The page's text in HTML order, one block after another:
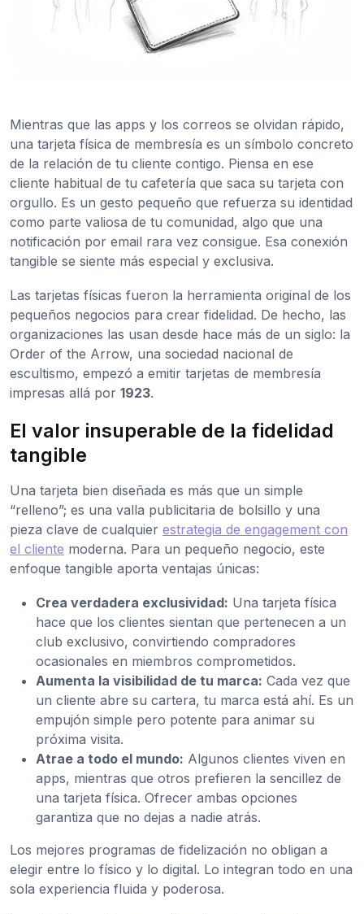
Mientras que las apps y los correos se olvidan rápido,
una tarjeta física de membresía es un símbolo concreto
de la relación de tu cliente contigo. Piensa en ese
cliente habitual de tu cafetería que saca su tarjeta con
orgullo. Es un gesto pequeño que refuerza su identidad
como parte valiosa de tu comunidad, algo que una
notificación por email rara vez consigue. Esa conexión
tangible se siente más especial y exclusiva.
Las tarjetas físicas fueron la herramienta original de los
pequeños negocios para crear fidelidad. De hecho, las
organizaciones las usan desde hace más de un siglo: la
Order of the Arrow, una sociedad nacional de
escultismo, empezó a emitir tarjetas de membresía
impresas allá por 1923.
El valor insuperable de la fidelidad
tangible
Una tarjeta bien diseñada es más que un simple
“relleno”; es una valla publicitaria de bolsillo y una
pieza clave de cualquier estrategia de engagement con
el cliente moderna. Para un pequeño negocio, este
enfoque tangible aporta ventajas únicas:
Crea verdadera exclusividad: Una tarjeta física
hace que los clientes sientan que pertenecen a un
club exclusivo, convirtiendo compradores
ocasionales en miembros comprometidos.
Aumenta la visibilidad de tu marca: Cada vez que
un cliente abre su cartera, tu marca está ahí. Es un
empujón simple pero potente para animar su
próxima visita.
Atrae a todo el mundo: Algunos clientes viven en
apps, mientras que otros prefieren la sencillez de
una tarjeta física. Ofrecer ambas opciones
garantiza que no dejas a nadie atrás.
Los mejores programas de fidelización no obligan a
elegir entre lo físico y lo digital. Lo integran todo en una
sola experiencia fluida y poderosa.